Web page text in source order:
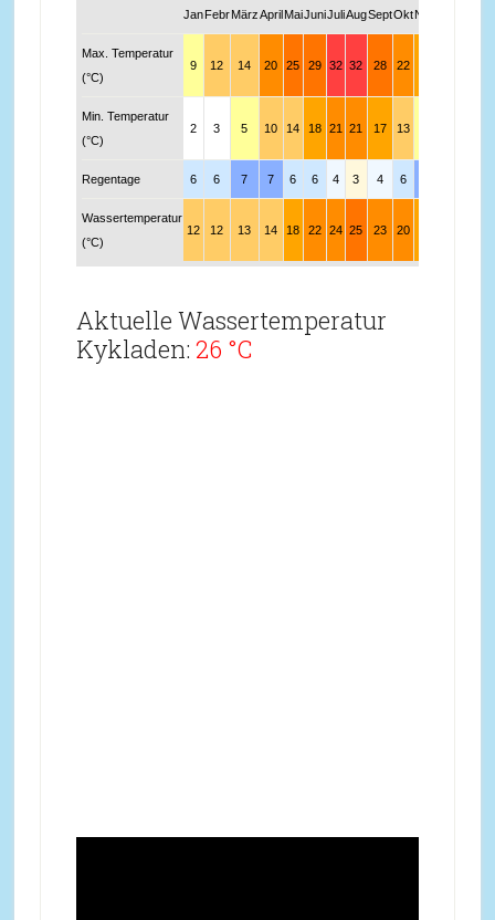
Jan FebrMärzApril MaiJuniJuliAugSeptOktNov
Max. Temperatur
(°C)
9 12 14 20 25 29 32 32 28 22
Min. Temperatur
(°C)
2 3 5 10 14 18 21 21 17 13
Regentage 6 6 7 7 6 6 4 3 4 6
Wassertemperatur
(°C)
12 12 13 14 18 22 24 25 23 20
Aktuelle Wassertemperatur
Kykladen: 26 °C